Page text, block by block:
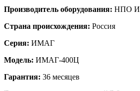
Производитель оборудования: НПО
Страна происхождения: Россия
Серия: ИМАГ
Модель: ИМАГ-400Ц
Гарантия: 36 месяцев